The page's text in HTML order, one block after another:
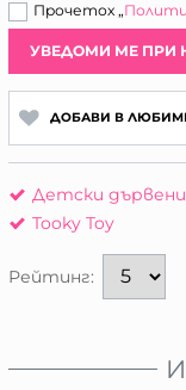
Прочетох „
УВЕДОМИ МЕ ПРИ
ДОБАВИ В
Детски дървени
Tooky Toy
Рейтинг: